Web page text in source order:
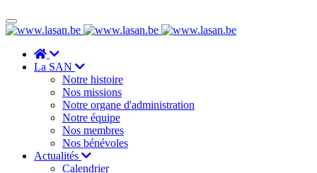
La SAN
Notre histoire
Nos missions
Notre organe d'administration
Notre équipe
Nos membres
Nos bénévoles
Actualités
Calendrier